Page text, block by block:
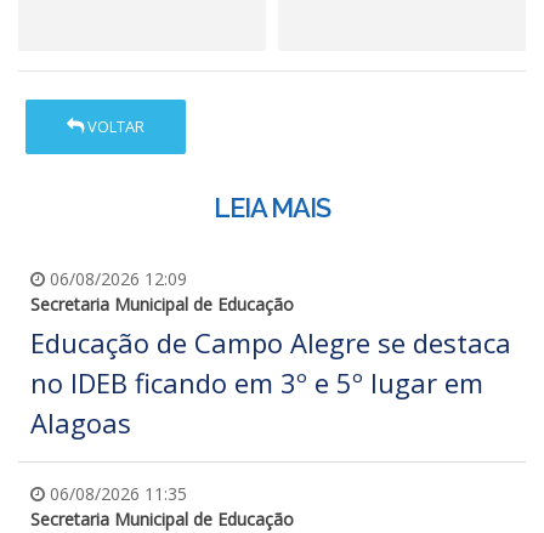
VOLTAR
LEIA MAIS
06/08/2026 12:09
Secretaria Municipal de Educação
Educação de Campo Alegre se destaca
no IDEB ficando em 3º e 5º lugar em
Alagoas
06/08/2026 11:35
Secretaria Municipal de Educação